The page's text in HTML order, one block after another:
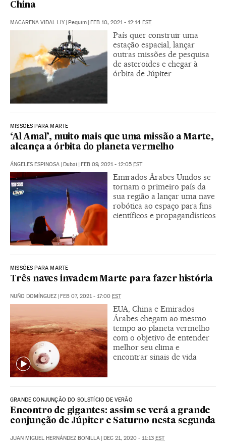
China
MACARENA VIDAL LIY | Pequim | FEB 10, 2021 - 12:14 EST
País quer construir uma
estação espacial, lançar
outras missões de pesquisa
de asteroides e chegar à
órbita de Júpiter
MISSÕES PARA MARTE
‘Al Amal’, muito mais que uma missão a Marte,
alcança a órbita do planeta vermelho
ÁNGELES ESPINOSA | Dubai | FEB 09, 2021 - 12:05 EST
Emirados Árabes Unidos se
tornam o primeiro país da
sua região a lançar uma nave
robótica ao espaço para fins
científicos e propagandísticos
MISSÕES PARA MARTE
Três naves invadem Marte para fazer história
NUÑO DOMÍNGUEZ | FEB 07, 2021 - 17:00 EST
EUA, China e Emirados
Árabes chegam ao mesmo
tempo ao planeta vermelho
com o objetivo de entender
melhor seu clima e
encontrar sinais de vida
GRANDE CONJUNÇÃO DO SOLSTÍCIO DE VERÃO
Encontro de gigantes: assim se verá a grande
conjunção de Júpiter e Saturno nesta segunda
JUAN MIGUEL HERNÁNDEZ BONILLA | DEC 21, 2020 - 11:13 EST